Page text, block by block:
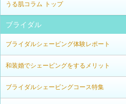
うる肌コラム トップ
ブライダル
ブライダルシェービング体験レポート
和装婚でシェービングをするメリット
ブライダルシェービングコース特集